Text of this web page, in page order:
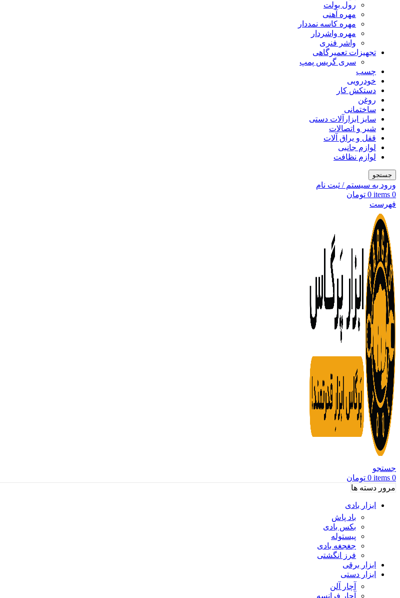
رول بولت
مهره آهنی
مهره کاسه نمددار
مهره واشردار
واشر فنری
تجهیزات تعمیرگاهی
سری گریس پمپ
چسب
خودرویی
دستکش کار
روغن
ساختمانی
سایز ابزارآلات دستی
شیر و اتصالات
قفل و یراق آلات
لوازم جانبی
لوازم نظافت
جستجو
ورود به سیستم / ثبت نام
0
items
0 تومان
فهرست
جستجو
0
items
0 تومان
مرور دسته ها
ابزار بادی
باد پاش
بکس بادی
پیستوله
جغجغه بادی
فرز انگشتی
ابزار برقی
ابزار دستی
آچار آلن
آچار فرانسه